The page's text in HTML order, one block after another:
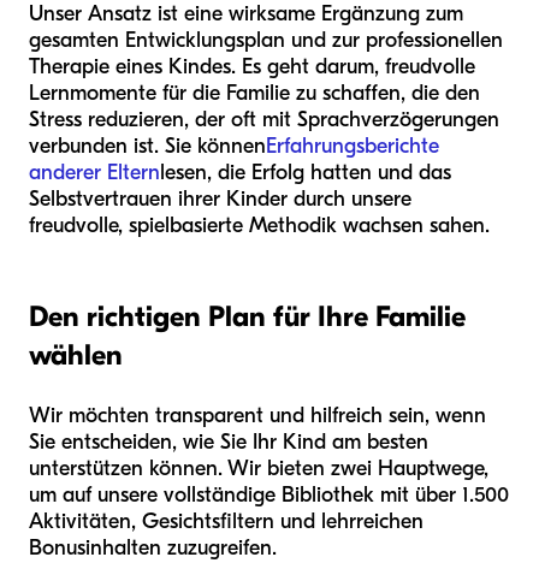
Unser Ansatz ist eine wirksame Ergänzung zum
gesamten Entwicklungsplan und zur professionellen
Therapie eines Kindes. Es geht darum, freudvolle
Lernmomente für die Familie zu schaffen, die den
Stress reduzieren, der oft mit Sprachverzögerungen
verbunden ist. Sie könnenErfahrungsberichte
anderer Elternlesen, die Erfolg hatten und das
Selbstvertrauen ihrer Kinder durch unsere
freudvolle, spielbasierte Methodik wachsen sahen.
Den richtigen Plan für Ihre Familie
wählen
Wir möchten transparent und hilfreich sein, wenn
Sie entscheiden, wie Sie Ihr Kind am besten
unterstützen können. Wir bieten zwei Hauptwege,
um auf unsere vollständige Bibliothek mit über 1.500
Aktivitäten, Gesichtsfiltern und lehrreichen
Bonusinhalten zuzugreifen.